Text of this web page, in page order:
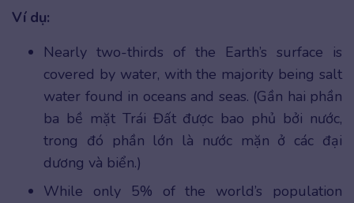
Ví dụ:
Nearly two-thirds of the Earth’s surface is
covered by water, with the majority being salt
water found in oceans and seas. (Gần hai phần
ba bề mặt Trái Đất được bao phủ bởi nước,
trong đó phần lớn là nước mặn ở các đại
dương và biển.)
While only 5% of the world’s population